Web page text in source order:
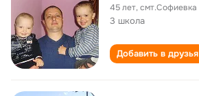
45 лет,смт.Софиевка
3 школа
Добавить в друзья